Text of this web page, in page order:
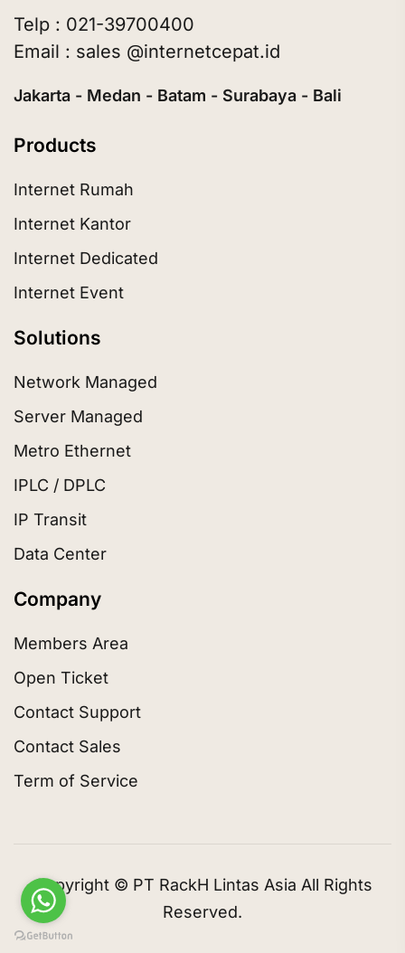
Telp : 021-39700400
Email : sales @internetcepat.id
Jakarta - Medan - Batam - Surabaya - Bali
Products
Internet Rumah
Internet Kantor
Internet Dedicated
Internet Event
Solutions
Network Managed
Server Managed
Metro Ethernet
IPLC / DPLC
IP Transit
Data Center
Company
Members Area
Open Ticket
Contact Support
Contact Sales
Term of Service
Copyright © PT RackH Lintas Asia All Rights
Reserved.